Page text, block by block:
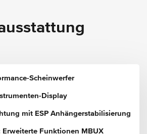
Scheinwerfer
Display
mit ESP Anhängerstabilisierung
Erweiterte Funktionen MBUX